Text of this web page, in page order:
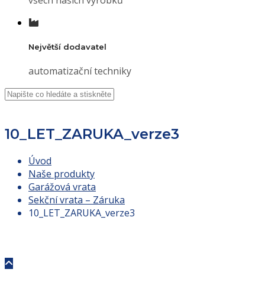
Největší dodavatel
automatizační techniky
10_LET_ZARUKA_verze3
Úvod
Naše produkty
Garážová vrata
Sekční vrata – Záruka
10_LET_ZARUKA_verze3